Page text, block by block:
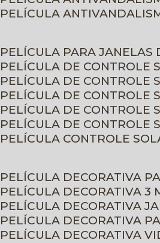
PELÍCULA
PELÍCULA PARA
PELÍCULA DE CONTROLE
PELÍCULA DE CONTROLE
PELÍCULA DE CONTROLE
PELÍCULA DE
PELÍCULA DE CONTROLE
PELÍCULA CONTROLE
PELÍCULA DECORATIVA
PELÍCULA DECORATIVA 3
PELÍCULA DECORATIVA
PELÍCULA DECORATIVA
PELÍCULA DECORATIVA